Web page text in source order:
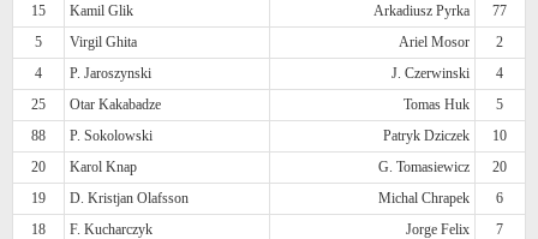
15
Kamil Glik Arkadiusz Pyrka
77
5
Virgil Ghita Ariel Mosor
2
4
P. Jaroszynski J. Czerwinski
4
25
Otar Kakabadze Tomas Huk
5
88
P. Sokolowski Patryk Dziczek
10
20
Karol Knap G. Tomasiewicz
20
19
D. Kristjan Olafsson Michal Chrapek
6
18
F. Kucharczyk Jorge Felix
7